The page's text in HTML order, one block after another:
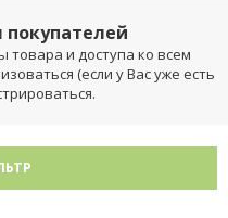
товара и доступа ко всем
(если у Вас уже есть